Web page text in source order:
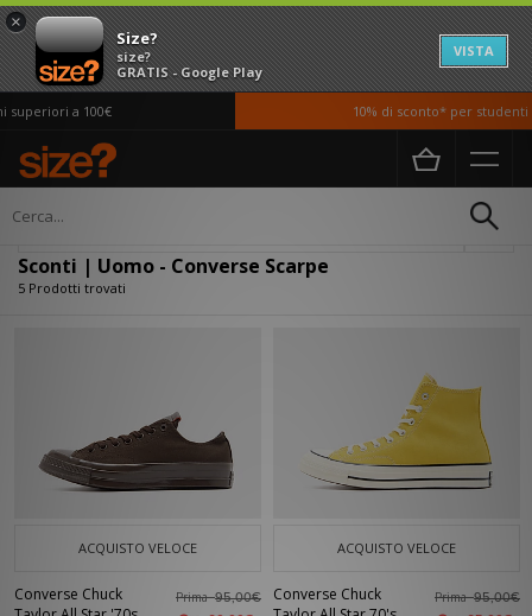
×
Size?
size?
GRATIS - Google Play
VISTA
a 100€ 10% di sconto* per studenti
Home Uomo
Sconti | Uomo - Converse Scarpe
5 Prodotti trovati
ACQUISTO VELOCE
Converse Chuck
Prima95,00€
ACQUISTO VELOCE
Converse Chuck
Prima95,00€